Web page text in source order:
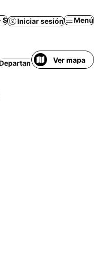
$ Iniciar sesión Menú
equipado
Ver mapa